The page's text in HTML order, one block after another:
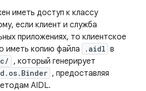
иметь доступ к классу
если клиент и служба
приложениях, то клиентское
иметь копию файла
.aidl в
, который генерирует
, предоставляя
AIDL.